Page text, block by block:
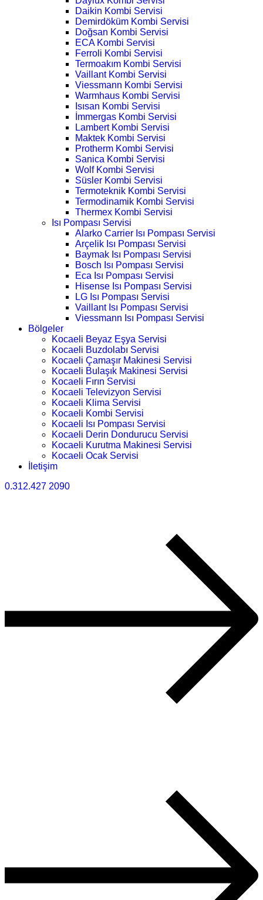
Daikin Kombi Servisi
Demirdöküm Kombi Servisi
Doğsan Kombi Servisi
ECA Kombi Servisi
Ferroli Kombi Servisi
Termoakım Kombi Servisi
Vaillant Kombi Servisi
Viessmann Kombi Servisi
Warmhaus Kombi Servisi
Isısan Kombi Servisi
İmmergas Kombi Servisi
Lambert Kombi Servisi
Maktek Kombi Servisi
Protherm Kombi Servisi
Sanica Kombi Servisi
Wolf Kombi Servisi
Süsler Kombi Servisi
Termoteknik Kombi Servisi
Termodinamik Kombi Servisi
Thermex Kombi Servisi
Isı Pompası Servisi
Alarko Carrier Isı Pompası Servisi
Arçelik Isı Pompası Servisi
Baymak Isı Pompası Servisi
Bosch Isı Pompası Servisi
Eca Isı Pompası Servisi
Hisense Isı Pompası Servisi
LG Isı Pompası Servisi
Vaillant Isı Pompası Servisi
Viessmann Isı Pompası Servisi
Bölgeler
Kocaeli Beyaz Eşya Servisi
Kocaeli Buzdolabı Servisi
Kocaeli Çamaşır Makinesi Servisi
Kocaeli Bulaşık Makinesi Servisi
Kocaeli Fırın Servisi
Kocaeli Televizyon Servisi
Kocaeli Klima Servisi
Kocaeli Kombi Servisi
Kocaeli Isı Pompası Servisi
Kocaeli Derin Dondurucu Servisi
Kocaeli Kurutma Makinesi Servisi
Kocaeli Ocak Servisi
İletişim
0.312.427 2090